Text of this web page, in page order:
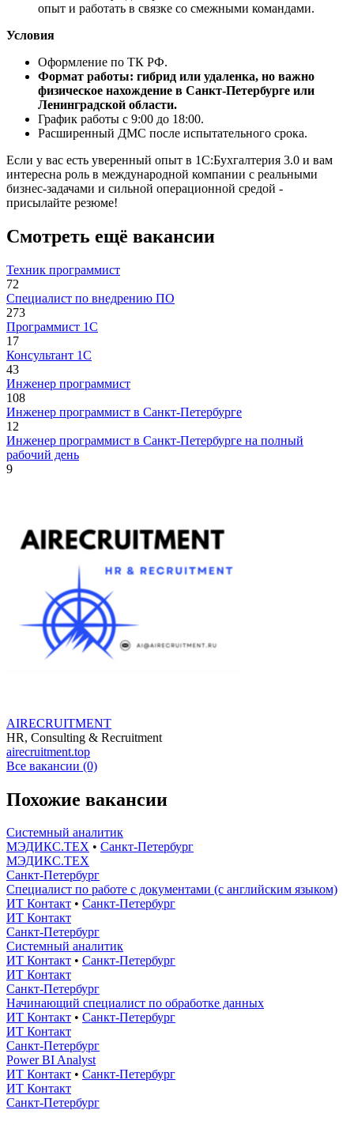
опыт и работать в связке со смежными командами.
Условия
Оформление по ТК РФ.
Формат работы: гибрид или удаленка, но важно
физическое нахождение в Санкт-Петербурге или
Ленинградской области.
График работы с 9:00 до 18:00.
Расширенный ДМС после испытательного срока.
Если у вас есть уверенный опыт в 1С:Бухгалтерия 3.0 и вам
интересна роль в международной компании с реальными
бизнес-задачами и сильной операционной средой -
присылайте резюме!
Смотреть ещё вакансии
Техник программист
72
Специалист по внедрению ПО
273
Программист 1С
17
Консультант 1С
43
Инженер программист
108
Инженер программист в Санкт-Петербурге
12
Инженер программист в Санкт-Петербурге на полный
рабочий день
9
AIRECRUITMENT
HR, Consulting & Recruitment
airecruitment.top
Все вакансии (0)
Похожие вакансии
Системный аналитик
МЭДИКС.ТЕХ • Санкт-Петербург
МЭДИКС.ТЕХ
Санкт-Петербург
Специалист по работе с документами (с английским языком)
ИТ Контакт • Санкт-Петербург
ИТ Контакт
Санкт-Петербург
Системный аналитик
ИТ Контакт • Санкт-Петербург
ИТ Контакт
Санкт-Петербург
Начинающий специалист по обработке данных
ИТ Контакт • Санкт-Петербург
ИТ Контакт
Санкт-Петербург
Power BI Analyst
ИТ Контакт • Санкт-Петербург
ИТ Контакт
Санкт-Петербург